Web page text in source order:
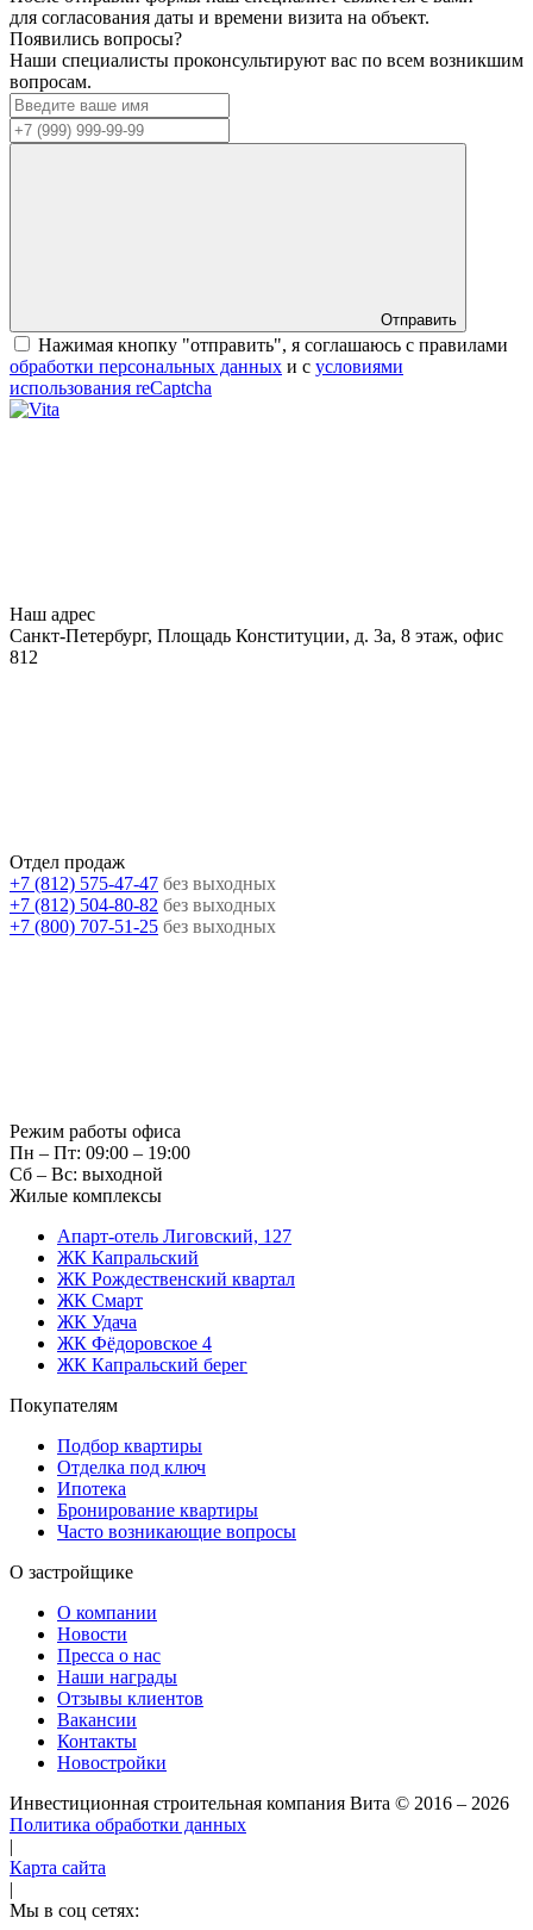
для согласования даты и времени визита на объект.
Появились вопросы?
Наши специалисты проконсультируют вас по всем возникшим
вопросам.
Отправить
Нажимая кнопку "отправить", я соглашаюсь с правилами
обработки персональных данных и с условиями
использования reCaptcha
Наш адрес
Санкт-Петербург, Площадь Конституции, д. 3а, 8 этаж, офис
812
Отдел продаж
+7 (812) 575-47-47 без выходных
+7 (812) 504-80-82 без выходных
+7 (800) 707-51-25 без выходных
Режим работы офиса
Пн – Пт: 09:00 – 19:00
Сб – Вс: выходной
Жилые комплексы
Апарт-отель Лиговский, 127
ЖК Капральский
ЖК Рождественский квартал
ЖК Смарт
ЖК Удача
ЖК Фёдоровское 4
ЖК Капральский берег
Покупателям
Подбор квартиры
Отделка под ключ
Ипотека
Бронирование квартиры
Часто возникающие вопросы
О застройщике
О компании
Новости
Пресса о нас
Наши награды
Отзывы клиентов
Вакансии
Контакты
Новостройки
Инвестиционная строительная компания Вита © 2016 – 2026
Политика обработки данных
Карта сайта
Мы в соц сетях: